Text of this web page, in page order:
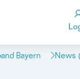
Bayern News